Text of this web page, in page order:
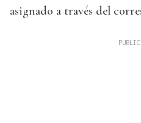
asignado a través del